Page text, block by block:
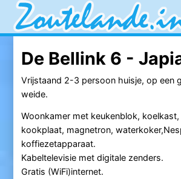
De Bellink 6 -
Vrijstaand 2-3 persoon huisje, op een
weide.
Woonkamer met keukenblok,
kookplaat, magnetron,
koffiezetapparaat.
Kabeltelevisie met digitale zenders.
Gratis (WiFi)internet.